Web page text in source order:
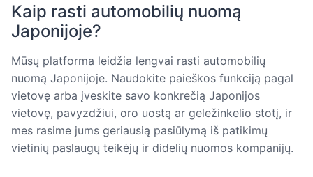
Kaip rasti automobilių nuomą
Japonijoje?
Mūsų platforma leidžia lengvai rasti automobilių
nuomą Japonijoje. Naudokite paieškos funkciją pagal
vietovę arba įveskite savo konkrečią Japonijos
vietovę, pavyzdžiui, oro uostą ar geležinkelio stotį, ir
mes rasime jums geriausią pasiūlymą iš patikimų
vietinių paslaugų teikėjų ir didelių nuomos kompanijų.